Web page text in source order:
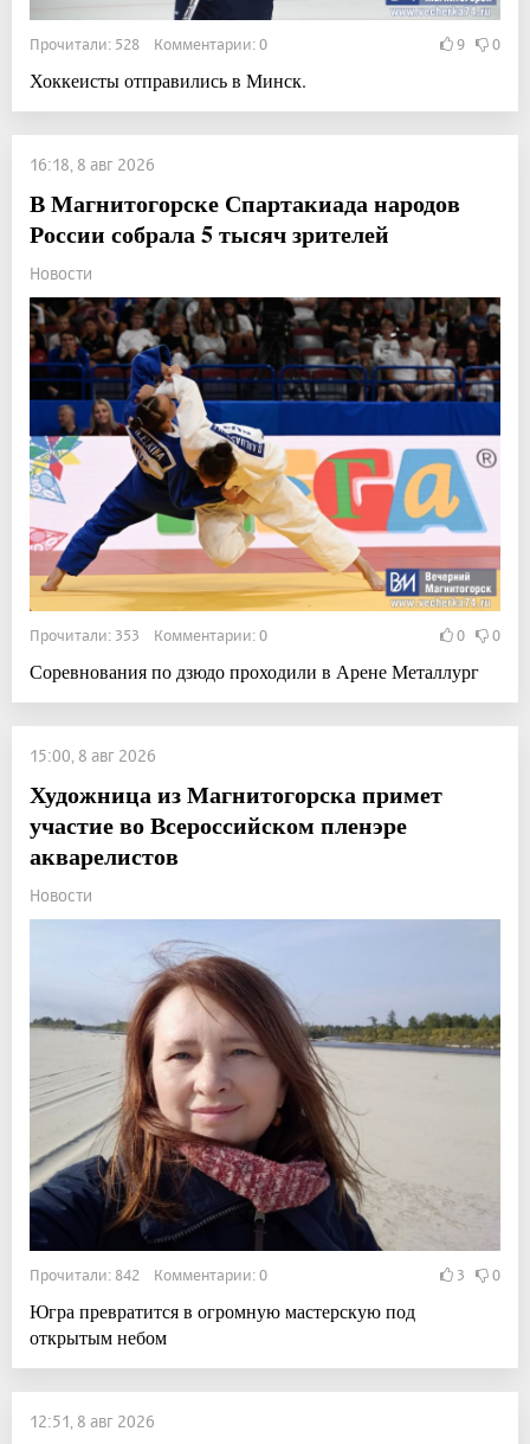
Прочитали: 528 Комментарии: 0 9 0
Хоккеисты отправились в Минск.
16:18, 8 авг 2026
В Магнитогорске Спартакиада народов
России собрала 5 тысяч зрителей
Новости
Прочитали: 353 Комментарии: 0 0 0
Соревнования по дзюдо проходили в Арене Металлург
15:00, 8 авг 2026
Художница из Магнитогорска примет
участие во Всероссийском пленэре
акварелистов
Новости
Прочитали: 842 Комментарии: 0 3 0
Югра превратится в огромную мастерскую под
открытым небом
12:51, 8 авг 2026